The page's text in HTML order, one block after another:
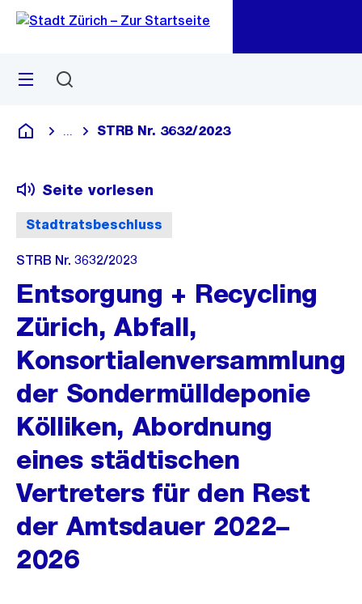
Navigation
Sprunglink
Menü
Deutsch
Blende alle Breadcrumbs ein
STRB Nr. 3632/2023
Stadtratsbeschluss
Seite vorlesen
STRB Nr. 3632/2023
Entsorgung + Recycling
Zürich, Abfall,
Konsortialenversammlung
der Sondermülldeponie
Kölliken, Abordnung
eines städtischen
Vertreters für den Rest
der Amtsdauer 2022–
2026